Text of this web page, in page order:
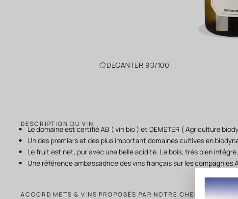
DECANTER 90/100
DESCRIPTION DU VIN
Le domaine est certifié AB ( vin bio ) et DEMETER ( Agriculture
Un des premiers et des plus important domaines cultivés en
Le fruit est net, pur avec une belle acidité. Le bois, très bien
Une référence ambassadrice des vins français sur les compagnies
ACCORD METS & VINS PROPOSÉS PAR NOTRE CHEF